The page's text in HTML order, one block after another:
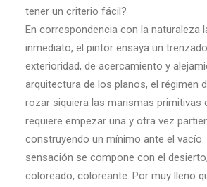
tener un criterio fácil?
En correspondencia con la naturaleza
inmediato, el pintor ensaya un
exterioridad, de acercamiento y
arquitectura de los planos, el régimen
rozar siquiera las marismas primitivas
requiere empezar una y otra vez
construyendo un mínimo ante el vacío.
sensación se compone con el
coloreado, coloreante. Por muy lleno